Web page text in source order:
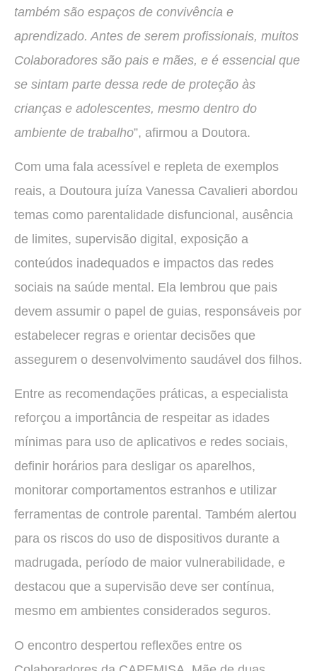
também são espaços de convivência e
aprendizado. Antes de serem profissionais, muitos
Colaboradores são pais e mães, e é essencial que
se sintam parte dessa rede de proteção às
crianças e adolescentes, mesmo dentro do
ambiente de trabalho”, afirmou a Doutora.
Com uma fala acessível e repleta de exemplos
reais, a Doutoura juíza Vanessa Cavalieri abordou
temas como parentalidade disfuncional, ausência
de limites, supervisão digital, exposição a
conteúdos inadequados e impactos das redes
sociais na saúde mental. Ela lembrou que pais
devem assumir o papel de guias, responsáveis por
estabelecer regras e orientar decisões que
assegurem o desenvolvimento saudável dos filhos.
Entre as recomendações práticas, a especialista
reforçou a importância de respeitar as idades
mínimas para uso de aplicativos e redes sociais,
definir horários para desligar os aparelhos,
monitorar comportamentos estranhos e utilizar
ferramentas de controle parental. Também alertou
para os riscos do uso de dispositivos durante a
madrugada, período de maior vulnerabilidade, e
destacou que a supervisão deve ser contínua,
mesmo em ambientes considerados seguros.
O encontro despertou reflexões entre os